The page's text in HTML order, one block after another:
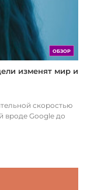
ОБЗОР
изменят мир и
скоростью
вроде Google до